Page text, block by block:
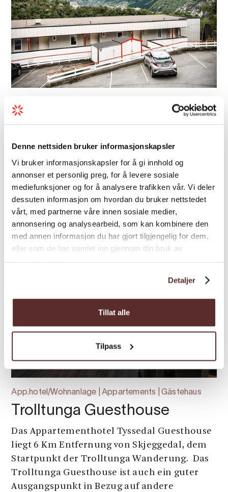
Denne nettsiden bruker informasjonskapsler
Vi bruker informasjonskapsler for å gi innhold og
annonser et personlig preg, for å levere sosiale
mediefunksjoner og for å analysere trafikken vår. Vi deler
dessuten informasjon om hvordan du bruker nettstedet
vårt, med partnerne våre innen sosiale medier,
annonsering og analysearbeid, som kan kombinere den
med annen informasjon du har gjort tilgjengelig for dem,
eller som de har samlet inn gjennom din bruk av
Detaljer
Tillat alle
Tilpass
Trolltunga Aparthotel
Trolltunga Aparthotel ist ein charmantes
steilen Bergseiten und Blick auf den
Hardangerfjord.
App.hotel/Wohnanlage | Appartements | Gästehaus
Trolltunga Guesthouse
Das Appartementhotel Tyssedal Guesthouse
liegt 6 Km Entfernung von Skjeggedal, dem
Startpunkt der Trolltunga Wanderung. Das
Trolltunga Guesthouse ist auch ein guter
Ausgangspunkt in Bezug auf andere